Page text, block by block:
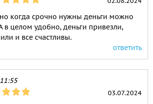
когда срочно нужны деньги можно
в целом удобно, деньги привезли,
и все счастливы.
ответить
03.07.2024